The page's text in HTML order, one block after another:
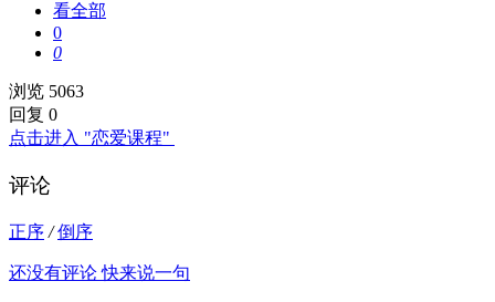
看全部
0
0
浏览 5063
回复 0
点击进入 "恋爱课程"
评论
正序 / 倒序
还没有评论 快来说一句